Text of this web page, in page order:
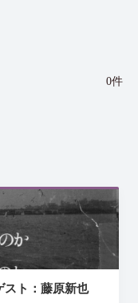
0件
スト：藤原新也